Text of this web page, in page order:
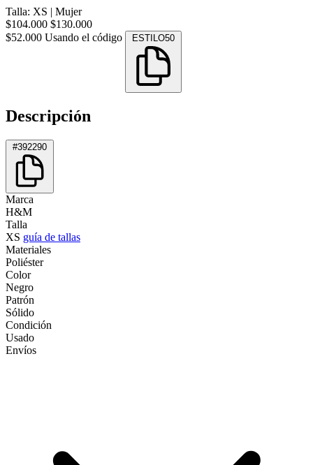
Talla: XS | Mujer
$104.000 $130.000
$52.000 Usando el código ESTILO50
Descripción
#392290
Marca
H&M
Talla
XS guía de tallas
Materiales
Poliéster
Color
Negro
Patrón
Sólido
Condición
Usado
Envíos